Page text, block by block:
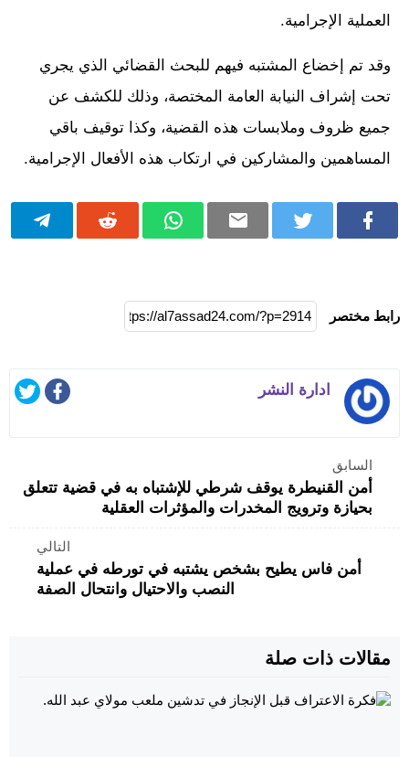
العملية الإجرامية.
وقد تم إخضاع المشتبه فيهم للبحث القضائي الذي يجري
تحت إشراف النيابة العامة المختصة، وذلك للكشف عن
جميع ظروف وملابسات هذه القضية، وكذا توقيف باقي
المساهمين والمشاركين في ارتكاب هذه الأفعال الإجرامية.
رابط مختصر
ادارة النشر
السابق
أمن القنيطرة يوقف شرطي للإشتباه به في قضية تتعلق
بحيازة وترويج المخدرات والمؤثرات العقلية
التالي
أمن فاس يطيح بشخص يشتبه في تورطه في عملية
النصب والاحتيال وانتحال الصفة
مقالات ذات صلة